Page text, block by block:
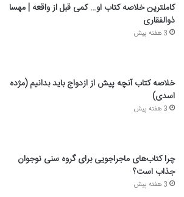
کاملترین خلاصه کتاب او… کمی قبل از واقعه | مهسا
ذوالفقاری
3 هفته پیش
خلاصه کتاب آنچه پیش از ازدواج باید بدانیم (مژده
اسدی)
3 هفته پیش
چرا کتاب‌های ماجراجویی برای گروه سنی نوجوان
جذاب است؟
3 هفته پیش